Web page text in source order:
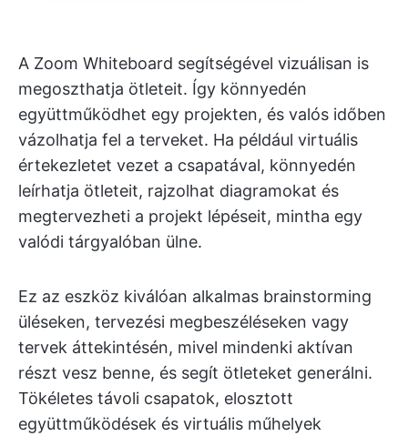
A Zoom Whiteboard segítségével vizuálisan is
megoszthatja ötleteit. Így könnyedén
együttműködhet egy projekten, és valós időben
vázolhatja fel a terveket. Ha például virtuális
értekezletet vezet a csapatával, könnyedén
leírhatja ötleteit, rajzolhat diagramokat és
megtervezheti a projekt lépéseit, mintha egy
valódi tárgyalóban ülne.
Ez az eszköz kiválóan alkalmas brainstorming
üléseken, tervezési megbeszéléseken vagy
tervek áttekintésén, mivel mindenki aktívan
részt vesz benne, és segít ötleteket generálni.
Tökéletes távoli csapatok, elosztott
együttműködések és virtuális műhelyek